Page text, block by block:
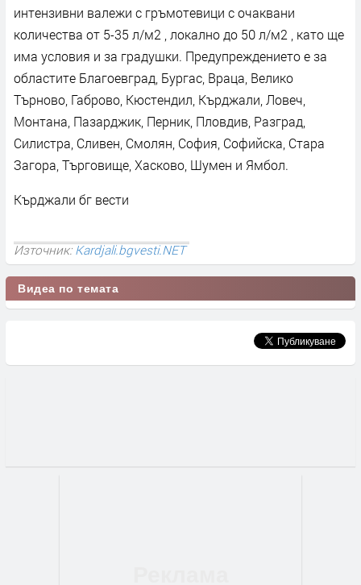
интензивни валежи с гръмотевици с очаквани
количества от 5-35 л/м2 , локално до 50 л/м2 , като ще
има условия и за градушки. Предупреждението е за
областите Благоевград, Бургас, Враца, Велико
Търново, Габрово, Кюстендил, Кърджали, Ловеч,
Монтана, Пазарджик, Перник, Пловдив, Разград,
Силистра, Сливен, Смолян, София, Софийска, Стара
Загора, Търговище, Хасково, Шумен и Ямбол.
Кърджали бг вести
Източник:Kardjali.bgvesti.NET
Видеа по темата